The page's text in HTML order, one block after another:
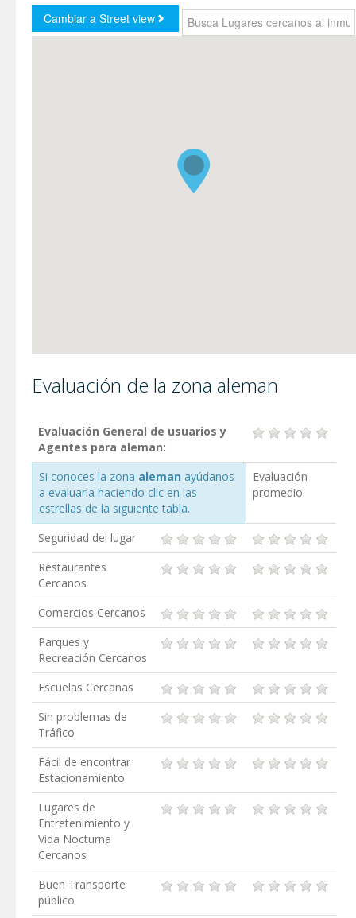
Evaluación de la zona aleman
Evaluación General de usuarios y
Agentes para aleman:
Si conoces la zona aleman ayúdanos
a evaluarla haciendo clic en las
estrellas de la siguiente tabla.
Evaluación
promedio:
Seguridad del lugar
Restaurantes
Cercanos
Comercios Cercanos
Parques y
Recreación Cercanos
Escuelas Cercanas
Sin problemas de
Tráfico
Fácil de encontrar
Estacionamiento
Lugares de
Entretenimiento y
Vida Nocturna
Cercanos
Buen Transporte
público